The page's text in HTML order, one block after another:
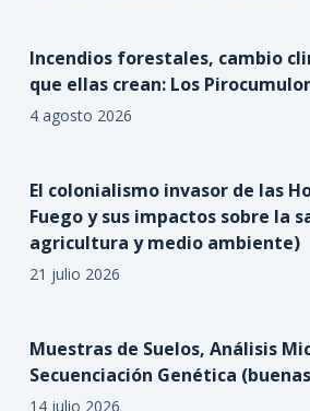
Incendios forestales, cambio
que ellas crean: Los
4 agosto 2026
El colonialismo invasor de las
Fuego y sus impactos sobre la
agricultura y medio ambiente)
21 julio 2026
Muestras de Suelos, Análisis
Secuenciación Genética
14 julio 2026